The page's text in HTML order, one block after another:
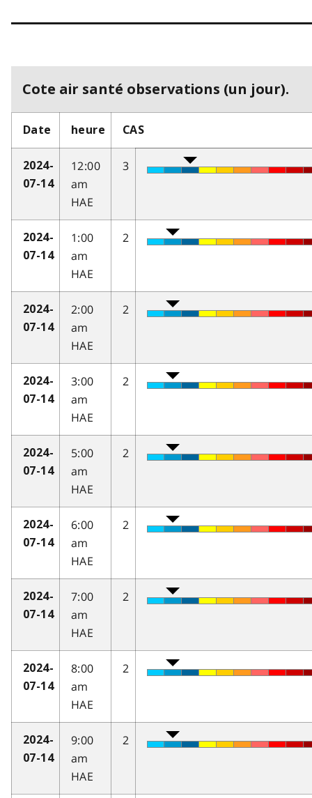
Cote air santé observations (un jour).
Date heure CAS
2024-
07-14
12:00
am
HAE
3
2024-
07-14
1:00
am
HAE
2
2024-
07-14
2:00
am
HAE
2
2024-
07-14
3:00
am
HAE
2
2024-
07-14
5:00
am
HAE
2
2024-
07-14
6:00
am
HAE
2
2024-
07-14
7:00
am
HAE
2
2024-
07-14
8:00
am
HAE
2
2024-
07-14
9:00
am
HAE
2